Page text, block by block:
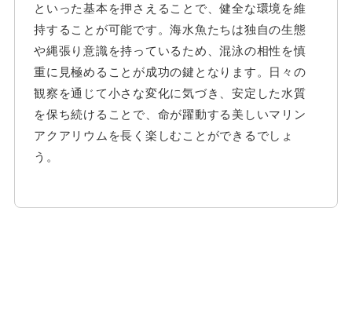
といった基本を押さえることで、健全な環境を維
持することが可能です。海水魚たちは独自の生態
や縄張り意識を持っているため、混泳の相性を慎
重に見極めることが成功の鍵となります。日々の
観察を通じて小さな変化に気づき、安定した水質
を保ち続けることで、命が躍動する美しいマリン
アクアリウムを長く楽しむことができるでしょ
う。